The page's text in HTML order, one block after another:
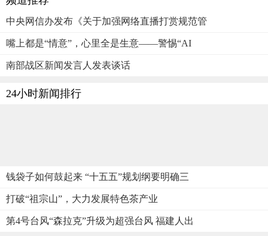
中央网信办发布《关于加强网络直播打赏规范管
嘴上都是“情意”，心里全是生意——警惕“AI
南部战区新闻发言人发表谈话
24小时新闻排行
钱袋子如何鼓起来 “十五五”规划纲要明确三
打破“祖宗山”，大力发展特色茶产业
第4号台风“森拉克”升级为超强台风 福建人出